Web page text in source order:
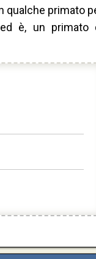
qualche primato
è, un primato